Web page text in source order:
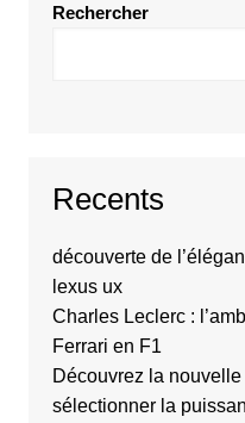
Rechercher
Recents
découverte de
lexus ux
Charles Leclerc :
Ferrari en F1
Découvrez la
sélectionner la